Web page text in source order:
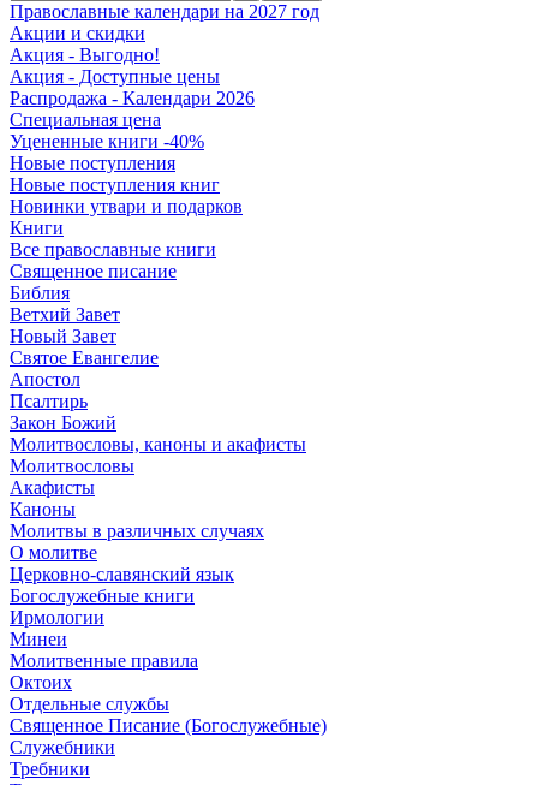
Православные календари на 2027 год
Акции и скидки
Акция - Выгодно!
Акция - Доступные цены
Распродажа - Календари 2026
Специальная цена
Уцененные книги -40%
Новые поступления
Новые поступления книг
Новинки утвари и подарков
Книги
Все православные книги
Священное писание
Библия
Ветхий Завет
Новый Завет
Святое Евангелие
Апостол
Псалтирь
Закон Божий
Молитвословы, каноны и акафисты
Молитвословы
Акафисты
Каноны
Молитвы в различных случаях
О молитве
Церковно-славянский язык
Богослужебные книги
Ирмологии
Минеи
Молитвенные правила
Октоих
Отдельные службы
Священное Писание (Богослужебные)
Служебники
Требники